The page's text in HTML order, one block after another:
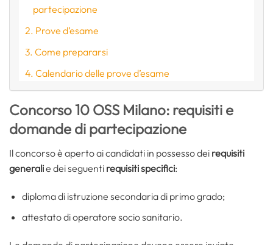
partecipazione
Prove d’esame
Come prepararsi
Calendario delle prove d’esame
Concorso 10 OSS Milano: requisiti e
domande di partecipazione
Il concorso è aperto ai candidati in possesso dei requisiti
generalie dei seguenti requisiti specifici:
diploma di istruzione secondaria di primo grado;
attestato di operatore socio sanitario.